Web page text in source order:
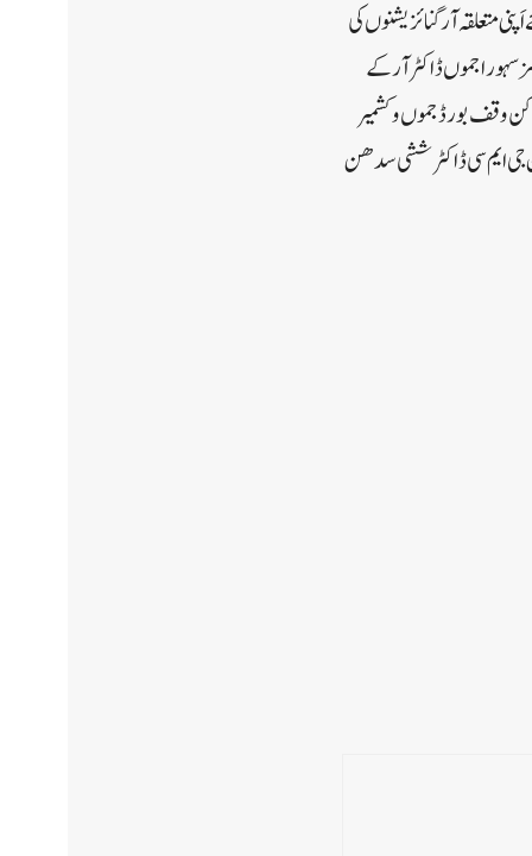
متعلقہ آرگنائزیشنوں کی
سہورا جموں ڈاکٹر آر کے
وقف بورڈ جموں وکشمیر
جی ایم سی ڈاکٹر ششی سدھن